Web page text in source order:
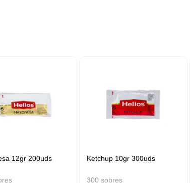
12gr 200uds Ketchup 10gr 300uds
300 sobres